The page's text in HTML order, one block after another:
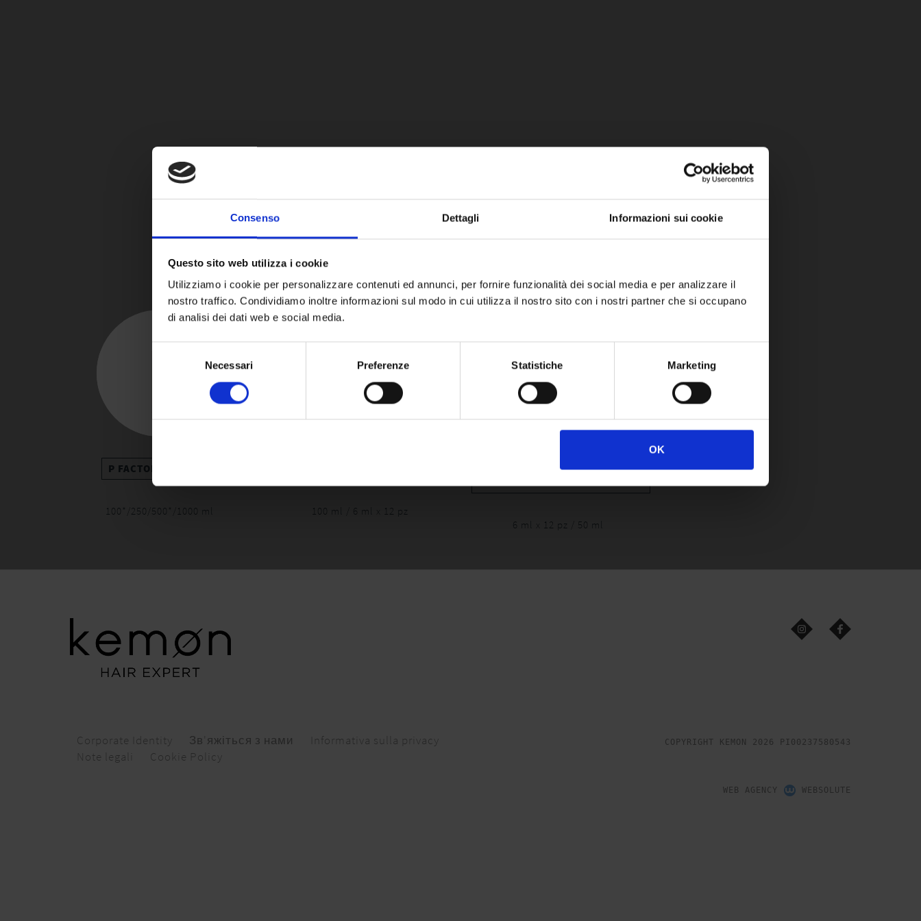
Consenso Dettagli Informazioni sui cookie
Questo sito web utilizza i cookie
Utilizziamo i cookie per personalizzare contenuti ed annunci, per fornire funzionalità dei social media e per analizzare il
nostro traffico. Condividiamo inoltre informazioni sul modo in cui utilizza il nostro sito con i nostri partner che si occupano
di analisi dei dati web e social media.
Necessari Preferenze Statistiche Marketing
OK
Супутні продукти
P FACTOR SHAMPOO
100*/250/500*/1000 ml 100 ml / 6 ml x 12 pz
P FACTOR INTENSIVE LOTION
6 ml x 12 pz 50 ml
Corporate Identity Зв'яжіться з нами
Informativa sulla privacy
Note legali
Cookie Policy
COPYRIGHT KEMON 2026 PI00237580543
WEB AGENCY WEBSOLUTE